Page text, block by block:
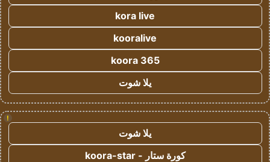
kora live
kooralive
koora 365
يلا شوت
!
يلا شوت
كورة ستار - koora-star